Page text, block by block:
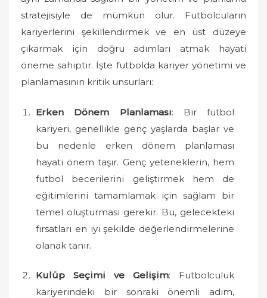
stratejisiyle de mümkün olur. Futbolcuların
kariyerlerini şekillendirmek ve en üst düzeye
çıkarmak için doğru adımları atmak hayati
öneme sahiptir. İşte futbolda kariyer yönetimi ve
planlamasının kritik unsurları:
Erken Dönem Planlaması: Bir futbol
kariyeri, genellikle genç yaşlarda başlar ve
bu nedenle erken dönem planlaması
hayati önem taşır. Genç yeteneklerin, hem
futbol becerilerini geliştirmek hem de
eğitimlerini tamamlamak için sağlam bir
temel oluşturması gerekir. Bu, gelecekteki
fırsatları en iyi şekilde değerlendirmelerine
olanak tanır.
Kulüp Seçimi ve Gelişim: Futbolculuk
kariyerindeki bir sonraki önemli adım,